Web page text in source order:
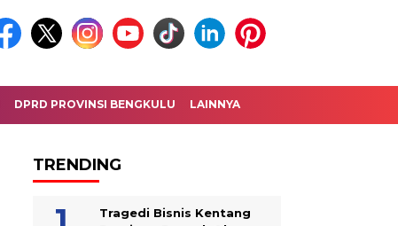
DPRD PROVINSI BENGKULU LAINNYA
TRENDING
Tragedi Bisnis Kentang